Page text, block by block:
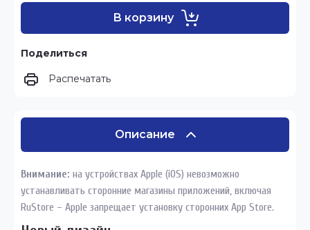
В корзину
Поделиться
Распечатать
Описание
Внимание: на устройствах Apple (iOS) невозможно
устанавливать сторонние магазины приложений, включая
RuStore – Apple запрещает установку сторонних App Store.